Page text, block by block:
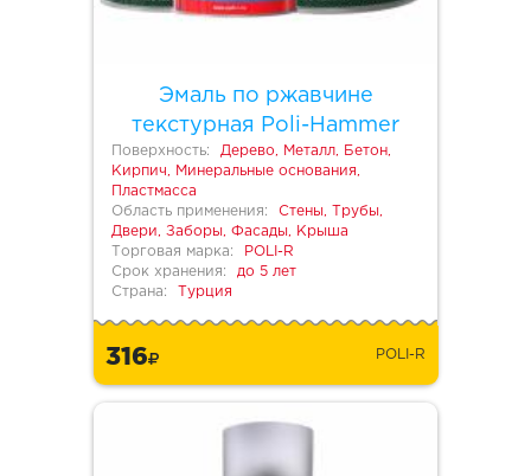
Эмаль по ржавчине
текстурная Poli-Hammer
Поверхность:
Дерево, Металл, Бетон,
Кирпич, Минеральные основания,
Пластмасса
Область применения:
Стены, Трубы,
Двери, Заборы, Фасады, Крыша
Торговая марка:
POLI-R
Срок хранения:
до 5 лет
Страна:
Турция
316 POLI-R